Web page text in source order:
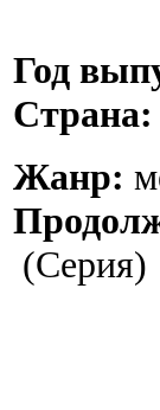
Год
Страна:
Жанр:
(Серия)